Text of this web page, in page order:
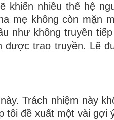
nhiều thế hệ
mẹ không còn mặn
như không truyền
trao truyền. Lẽ
Trách nhiệm này
tôi đề xuất một vài gợi